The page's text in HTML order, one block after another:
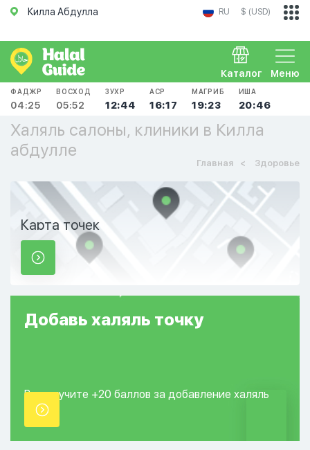
Килла Абдулла RU $ (USD)
Меню
Каталог
ФАДЖР
04:25
ВОСХОД
05:52
ЗУХР
12:44
АСР
16:17
МАГРИБ
19:23
ИША
20:46
Халяль салоны, клиники в Килла
абдулле
Главная Здоровье
Карта точек
Добавь халяль точку
Вы получите +20 баллов за добавление халяль
точки.